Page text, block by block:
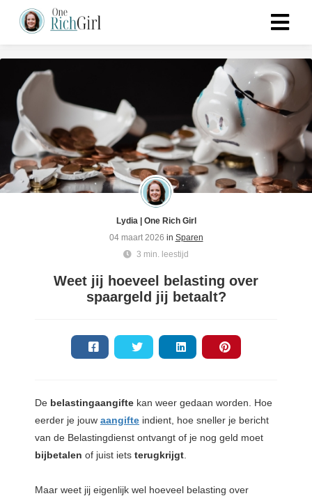
Lydia | One Rich Girl
04 maart 2026 in Sparen
3 min. leestijd
Weet jij hoeveel belasting over
spaargeld jij betaalt?
De belastingaangifte kan weer gedaan worden. Hoe
eerder je jouw aangifte indient, hoe sneller je bericht
van de Belastingdienst ontvangt of je nog geld moet
bijbetalen of juist iets terugkrijgt
Maar weet jij eigenlijk wel hoeveel belasting over